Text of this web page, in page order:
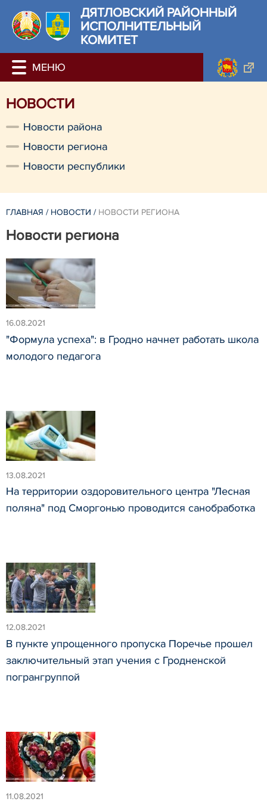
ДЯТЛОВСКИЙ РАЙОННЫЙ
ИСПОЛНИТЕЛЬНЫЙ
КОМИТЕТ
НОВОСТИ
Новости района
Новости региона
Новости республики
ГЛАВНАЯ / НОВОСТИ / НОВОСТИ РЕГИОНА
Новости региона
16.08.2021
"Формула успеха": в Гродно начнет работать школа
молодого педагога
13.08.2021
На территории оздоровительного центра "Лесная
поляна" под Сморгонью проводится санобработка
12.08.2021
В пункте упрощенного пропуска Поречье прошел
заключительный этап учения с Гродненской
погрангруппой
11.08.2021